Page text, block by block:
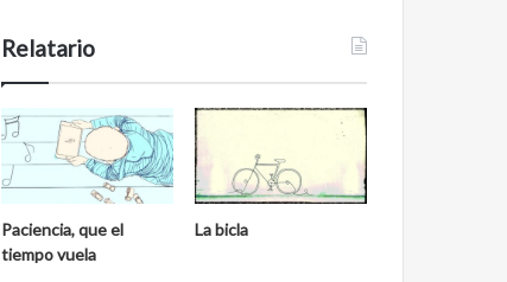
Relatario
Paciencia, que el
tiempo vuela
La bicla